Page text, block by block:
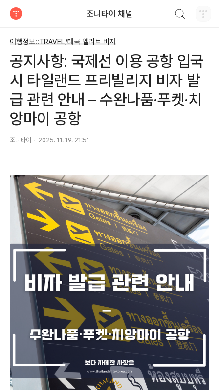
조니타이 채널
여행정보::TRAVEL/태국 엘리트 비자
공지사항: 국제선 이용 공항 입국
시 타일랜드 프리빌리지 비자 발
급 관련 안내 – 수완나품·푸켓·치
앙마이 공항
조니타이 2025. 11. 19. 21:51